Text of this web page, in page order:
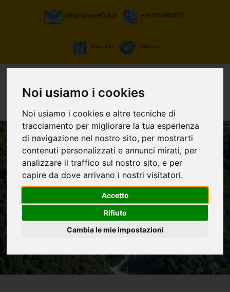
Noi usiamo i cookies
Noi usiamo i cookies e altre tecniche di
tracciamento per migliorare la tua esperienza
di navigazione nel nostro sito, per mostrarti
contenuti personalizzati e annunci mirati, per
analizzare il traffico sul nostro sito, e per
capire da dove arrivano i nostri visitatori.
Accetto
Rifiuto
Cambia le mie impostazioni
info@marmorefalls.it +39 345 6983825
Ospitalità Partners
LASCIATI STUPIRE:
La Cascata delle
Marmore e non
solo